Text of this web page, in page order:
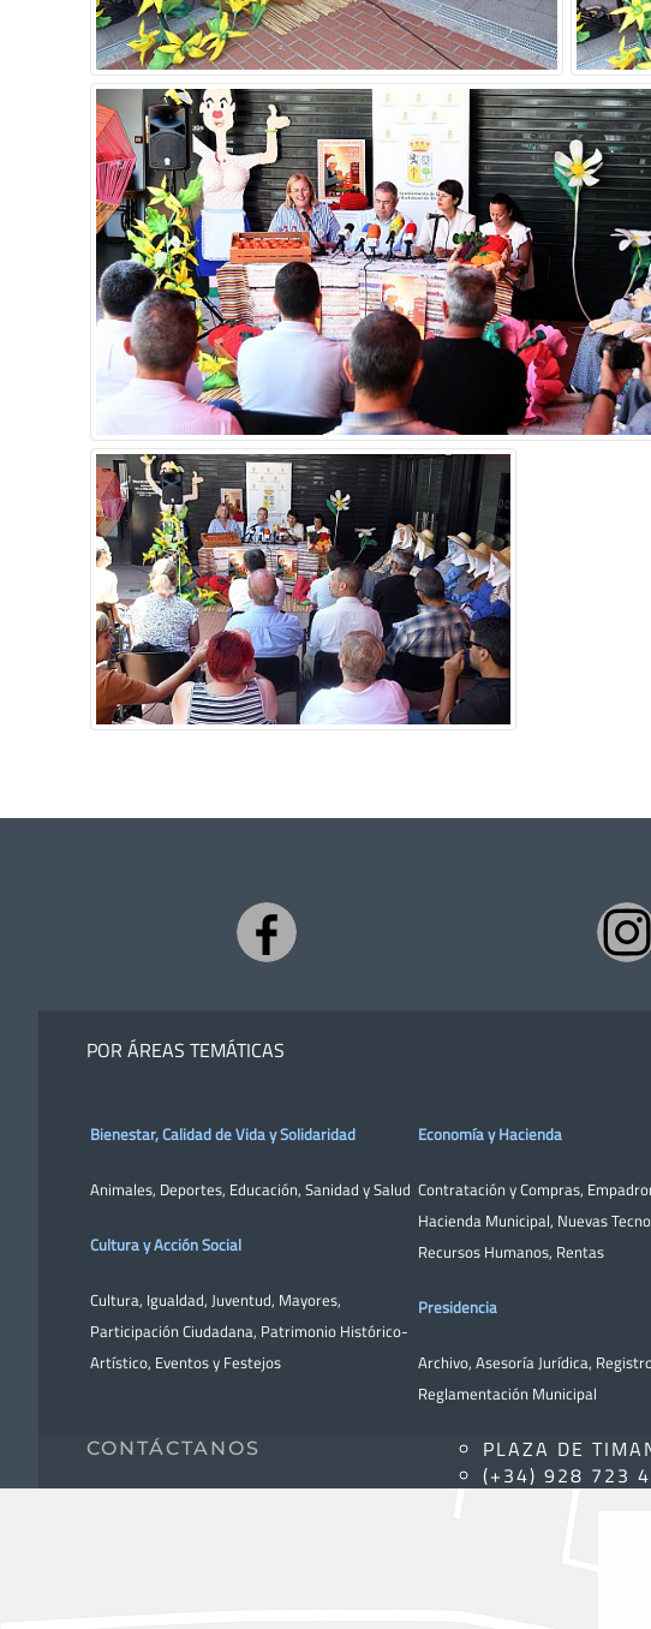
POR ÁREAS TEMÁTICAS
Bienestar, Calidad de Vida y Solidaridad
Animales, Deportes, Educación, Sanidad y Salud
Cultura y Acción Social
Cultura, Igualdad, Juventud, Mayores,
Participación Ciudadana, Patrimonio Histórico-
Artístico, Eventos y Festejos
Economía y Hacienda
Contratación y Compras,
Hacienda Municipal, Nuevas
Recursos Humanos, Rentas
Presidencia
Archivo, Asesoría Jurídica,
Reglamentación Municipal
CONTÁCTANOS
PLAZA DE
(+34) 928 723